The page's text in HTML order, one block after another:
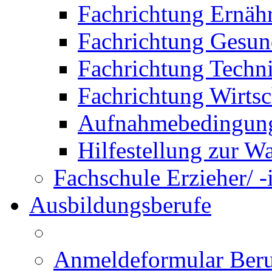
Fachrichtung
Fachrichtung
Fachrichtung
Fachrichtung
Hilfestellung zur
Fachschule Erzieher/
Ausbildungsberufe
Anmeldeformular